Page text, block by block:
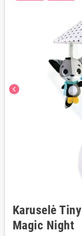
chevron_left
Karuselė
Magic Night